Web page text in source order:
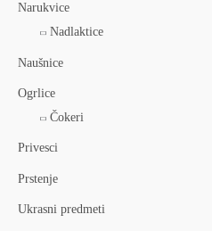
Narukvice
Nadlaktice
Naušnice
Ogrlice
Čokeri
Privesci
Prstenje
Ukrasni predmeti